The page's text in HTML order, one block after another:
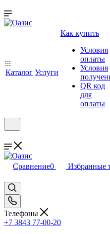
Каталог Услуги
Как купить
Условия
оплаты
Условия
QR код
для
оплаты
Сравнение0 Избранные
Телефоны
+7 3843 77-00-20